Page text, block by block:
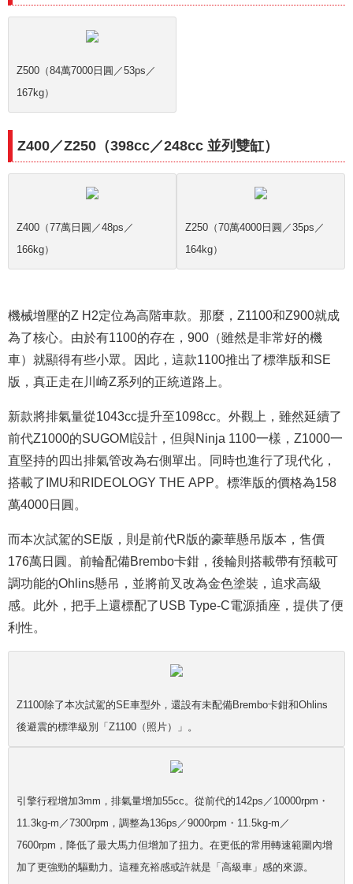
Z500（84萬7000日圓／53ps／
167kg）
Z400／Z250（398cc／248cc 並列雙缸）
Z400（77萬日圓／48ps／
166kg）
Z250（70萬4000日圓／35ps／
164kg）
機械增壓的Z H2定位為高階車款。那麼，Z1100和Z900就成
為了核心。由於有1100的存在，900（雖然是非常好的機
車）就顯得有些小眾。因此，這款1100推出了標準版和SE
版，真正走在川崎Z系列的正統道路上。
新款將排氣量從1043cc提升至1098cc。外觀上，雖然延續了
前代Z1000的SUGOMI設計，但與Ninja 1100一樣，Z1000一
直堅持的四出排氣管改為右側單出。同時也進行了現代化，
搭載了IMU和RIDEOLOGY THE APP。標準版的價格為158
萬4000日圓。
而本次試駕的SE版，則是前代R版的豪華懸吊版本，售價
176萬日圓。前輪配備Brembo卡鉗，後輪則搭載帶有預載可
調功能的Ohlins懸吊，並將前叉改為金色塗裝，追求高級
感。此外，把手上還標配了USB Type-C電源插座，提供了便
利性。
Z1100除了本次試駕的SE車型外，還設有未配備Brembo卡鉗和Ohlins
後避震的標準級別「Z1100（照片）」。
引擎行程增加3mm，排氣量增加55cc。從前代的142ps／10000rpm・
11.3kg-m／7300rpm，調整為136ps／9000rpm・11.5kg-m／
7600rpm，降低了最大馬力但增加了扭力。在更低的常用轉速範圍內增
加了更強勁的驅動力。這種充裕感或許就是「高級車」感的來源。